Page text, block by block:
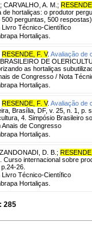
; CARVALHO, A. M. ;
de hortaliças: o produtor
perguntas, 500 respostas).
Livro Técnico-Científico
Hortaliças.
RESENDE, F. V. Avaliação de
DE
as hortaliças
de Congresso / Nota
Hortaliças.
RESENDE, F. V. Avaliação de
Brasília, DF, v. 25, n. 1, p.
4. Simpósio Brasileiro
Anais de Congresso
Hortaliças.
ZANDONADI, D. B. ;
Curso internacional sobre
26.
Livro Técnico-Científico
Hortaliças.
285